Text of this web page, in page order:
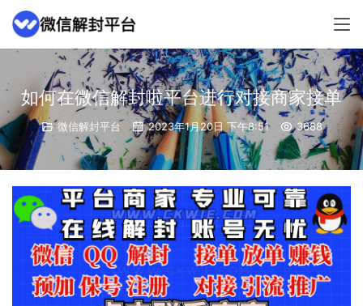
如何在微信解封啦平台进行对接商家接单
微信解封平台 2023年1月20日 下午8:51 3688